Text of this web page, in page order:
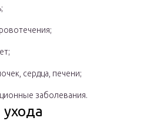
сердца, печени;
заболевания.